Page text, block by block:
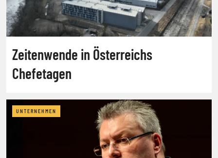
Zeitenwende in Österreichs
Chefetagen
UNTERNEHMEN